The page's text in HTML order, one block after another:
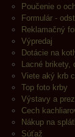
Poučenie o
Formulár -
Reklamačný
Výpredaj
Dotácie na
Lacné brikety,
Viete aký krb
Top foto krby
Výstavy a
Cech
Nákup na
Súťaž